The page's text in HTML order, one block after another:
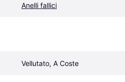
Anelli fallici
Vellutato, A Coste